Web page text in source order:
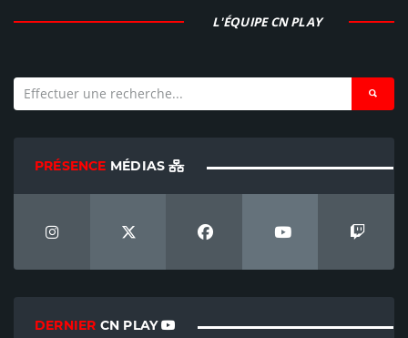
L'ÉQUIPE CN PLAY
PRÉSENCE MÉDIAS
DERNIER CN PLAY